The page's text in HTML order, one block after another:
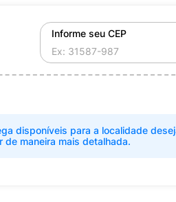
Informe seu CEP
disponíveis para a localidade
maneira mais detalhada.